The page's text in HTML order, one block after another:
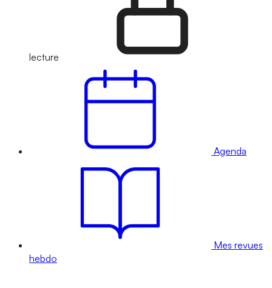
lecture
Agenda
Mes revues
hebdo